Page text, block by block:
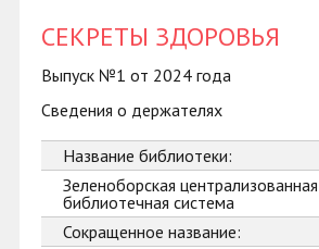
СЕКРЕТЫ ЗДОРОВЬЯ
Выпуск №1 от 2024 года
Сведения о держателях
Название библиотеки:
Зеленоборская централизованная
библиотечная система
Сокращенное название: